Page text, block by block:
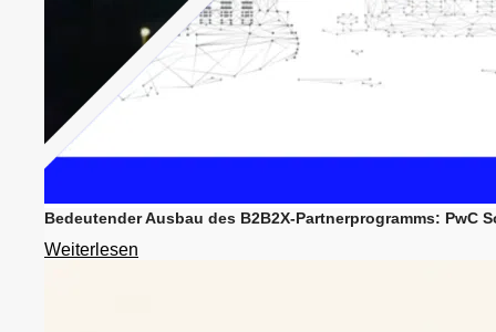
Bedeutender Ausbau des B2B2X-Partnerprogramms:
Weiterlesen